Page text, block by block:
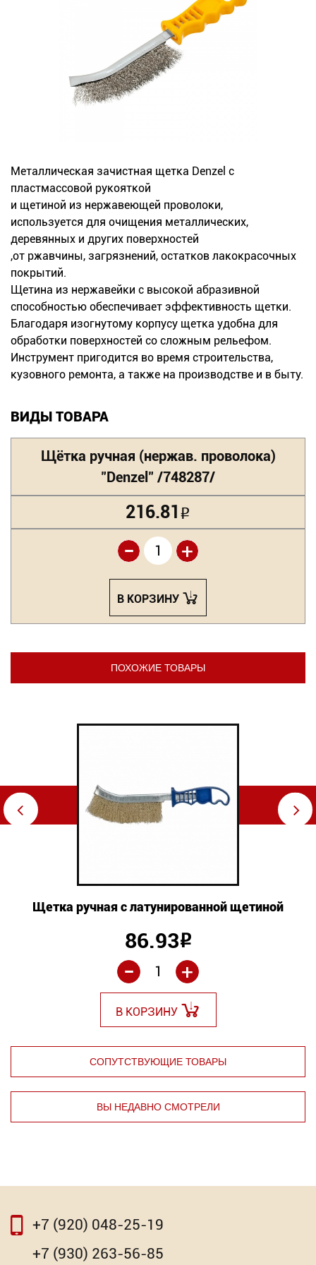
Оформление заказа
Контакты
+7
(831)
282-
01-
01
Металлическая зачистная щетка Denzel с
пластмассовой рукояткой
и щетиной из нержавеющей проволоки,
используется для очищения металлических,
деревянных и других поверхностей
,от ржавчины, загрязнений, остатков лакокрасочных
покрытий.
Щетина из нержавейки с высокой абразивной
способностью обеспечивает эффективность щетки.
Благодаря изогнутому корпусу щетка удобна для
обработки поверхностей со сложным рельефом.
Инструмент пригодится во время строительства,
кузовного ремонта, а также на производстве и в быту.
ВИДЫ ТОВАРА
Щётка ручная (нержав. проволока)
"Denzel" /748287/
216.81 Р
+
-
В КОРЗИНУ
ПОХОЖИЕ ТОВАРЫ
⇦
Щетка ручная с латунированной щетиной
86.93Р
+
-
В КОРЗИНУ
⇨
СОПУТСТВУЮЩИЕ ТОВАРЫ
⇦ ⇨
ВЫ НЕДАВНО СМОТРЕЛИ
⇦
+7 (920) 048-25-19
+7 (930) 263-56-85